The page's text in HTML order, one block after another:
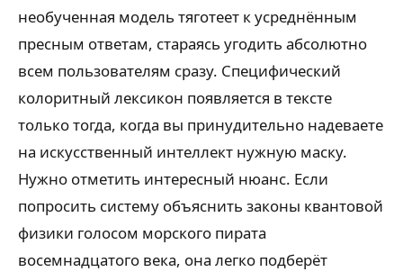
необученная модель тяготеет к усреднённым
пресным ответам, стараясь угодить абсолютно
всем пользователям сразу. Специфический
колоритный лексикон появляется в тексте
только тогда, когда вы принудительно надеваете
на искусственный интеллект нужную маску.
Нужно отметить интересный нюанс. Если
попросить систему объяснить законы квантовой
физики голосом морского пирата
восемнадцатого века, она легко подберёт